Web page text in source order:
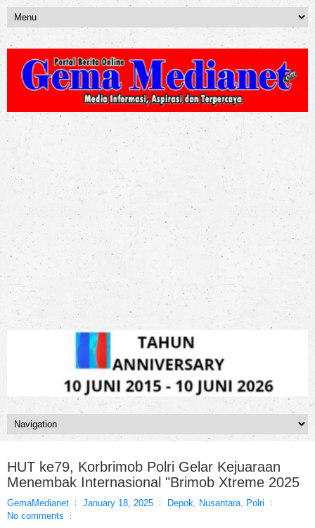
HUT ke79, Korbrimob Polri Gelar Kejuaraan
Menembak Internasional "Brimob Xtreme 2025
GemaMedianet January 18, 2025 Depok, Nusantara, Polri
No comments